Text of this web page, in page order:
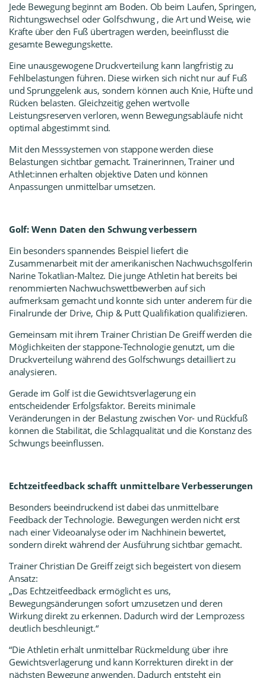
Jede Bewegung beginnt am Boden. Ob beim Laufen, Springen,
Richtungswechsel oder Golfschwung , die Art und Weise, wie
Kräfte über den Fuß übertragen werden, beeinflusst die
gesamte Bewegungskette.
Eine unausgewogene Druckverteilung kann langfristig zu
Fehlbelastungen führen. Diese wirken sich nicht nur auf Fuß
und Sprunggelenk aus, sondern können auch Knie, Hüfte und
Rücken belasten. Gleichzeitig gehen wertvolle
Leistungsreserven verloren, wenn Bewegungsabläufe nicht
optimal abgestimmt sind.
Mit den Messsystemen von stapponewerden diese
Belastungen sichtbar gemacht. Trainerinnen, Trainer und
Athlet:innen erhalten objektive Daten und können
Anpassungen unmittelbar umsetzen.
Golf: Wenn Daten den Schwung verbessern
Ein besonders spannendes Beispiel liefert die
Zusammenarbeit mit der amerikanischen Nachwuchsgolferin
Narine Tokatlian-Maltez. Die junge Athletin hat bereits bei
renommierten Nachwuchswettbewerben auf sich
aufmerksam gemacht und konnte sich unter anderem für die
Finalrunde der Drive, Chip & Putt Qualifikation qualifizieren.
Gemeinsam mit ihrem Trainer Christian De Greiff werden die
Möglichkeiten der stappone-Technologie genutzt, um die
Druckverteilung während des Golfschwungs detailliert zu
analysieren.
Gerade im Golf ist die Gewichtsverlagerung ein
entscheidender Erfolgsfaktor. Bereits minimale
Veränderungen in der Belastung zwischen Vor- und Rückfuß
können die Stabilität, die Schlagqualität und die Konstanz des
Schwungs beeinflussen.
Echtzeitfeedback schafft unmittelbare Verbesserungen
Besonders beeindruckend ist dabei das unmittelbare
Feedback der Technologie. Bewegungen werden nicht erst
nach einer Videoanalyse oder im Nachhinein bewertet,
sondern direkt während der Ausführung sichtbar gemacht.
Trainer Christian De Greiff zeigt sich begeistert von diesem
Ansatz:
„Das Echtzeitfeedback ermöglicht es uns,
Bewegungsänderungen sofort umzusetzen und deren
Wirkung direkt zu erkennen. Dadurch wird der Lernprozess
deutlich beschleunigt.“
“Die Athletin erhält unmittelbar Rückmeldung über ihre
Gewichtsverlagerung und kann Korrekturen direkt in der
nächsten Bewegung anwenden. Dadurch entsteht ein